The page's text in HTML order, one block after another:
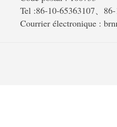
Tel :86-10-65363107、
Courrier électronique :